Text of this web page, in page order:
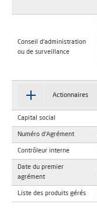
Conseil d'administration
ou de surveillance
Actionnaires
Capital social
Numéro d'Agrément
Contrôleur interne
Date du premier
agrément
Liste des produits gérés